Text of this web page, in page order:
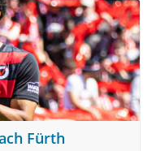
Fürth